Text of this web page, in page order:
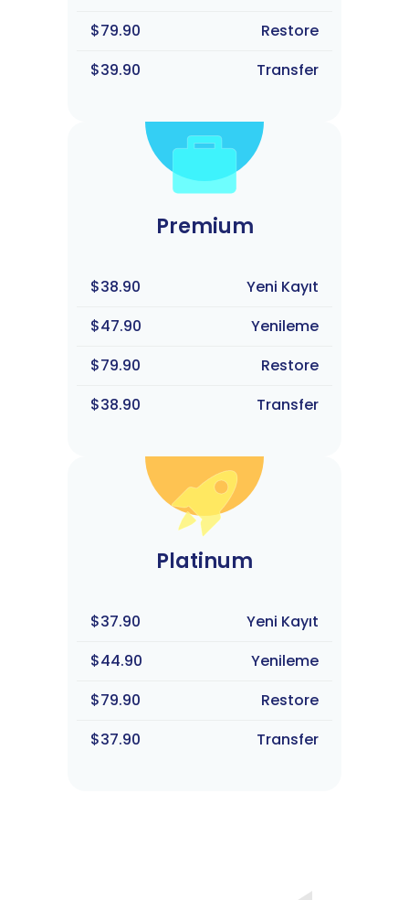
$79.90
Restore
$39.90
Transfer
Premium
$38.90
Yeni Kayıt
$47.90
Yenileme
$79.90
Restore
$38.90
Transfer
Platinum
$37.90
Yeni Kayıt
$44.90
Yenileme
$79.90
Restore
$37.90
Transfer